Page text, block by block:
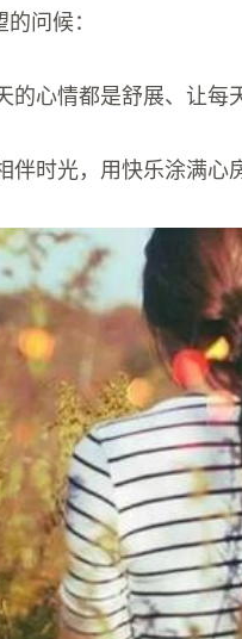
问候：
的心情都是舒展、让每
时光，用快乐涂满心